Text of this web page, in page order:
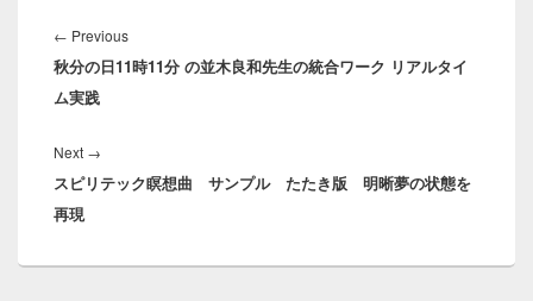
稿
ナ
ビ
ゲ
シ
ョ
ン
← Previous
post:
秋分の日11時11分 の並木良和先生の統合ワーク リアルタイ
ム実践
Next →
post:
スピリテック瞑想曲 サンプル たたき版 明晰夢の状態を
再現